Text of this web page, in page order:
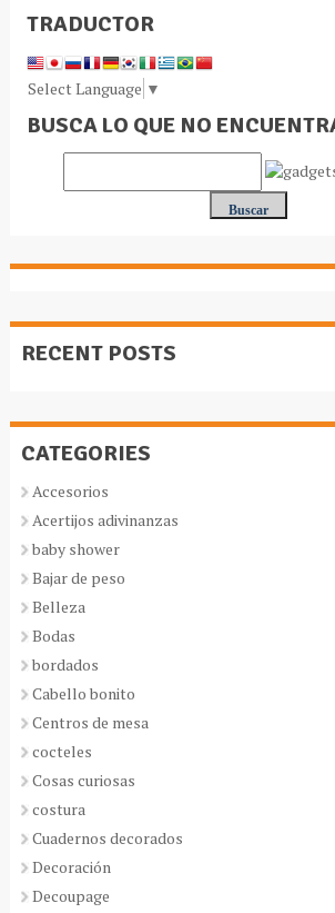
TRADUCTOR
Select Language ▼
BUSCA LO QUE NO
RECENT POSTS
CATEGORIES
Accesorios
Acertijos adivinanzas
baby shower
Bajar de peso
Belleza
Bodas
bordados
Cabello bonito
Centros de mesa
cocteles
Cosas curiosas
costura
Cuadernos decorados
Decoración
Decoupage